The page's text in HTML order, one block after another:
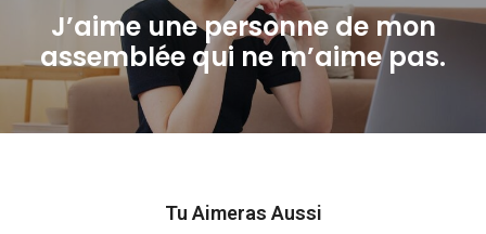
Next
post:
J’aime une personne de mon
assemblée qui ne m’aime pas.
Tu Aimeras Aussi